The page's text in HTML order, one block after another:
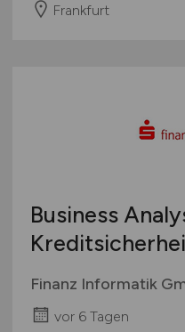
Frankfurt
Business
Finanz Informatik
vor 6 Tagen